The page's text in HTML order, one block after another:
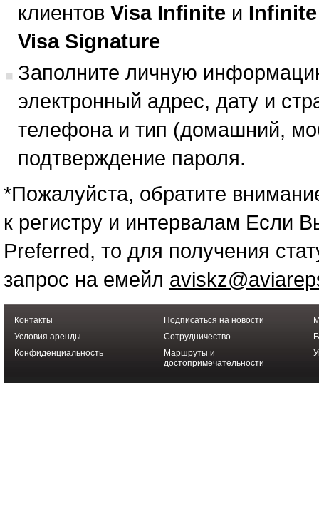
клиентов Visa Infinite и
Visa Signature
Заполните личную
электронный адрес, дату и
телефона и тип (домашний,
подтверждение пароля.
*Пожалуйста, обратите
к регистру и интервалам Если
Preferred, то для получения
запрос на емейл
Контакты Подписаться на новости
Условия аренды
Cотрудничество
Конфиденциальность
Маршруты и
достопримечательности